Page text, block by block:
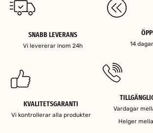
SNABB LEVERANS
Vi levererar inom 24h 14
KVALITETSGARANTI
Vi kontrollerar alla produkter
Vardagar
Helger